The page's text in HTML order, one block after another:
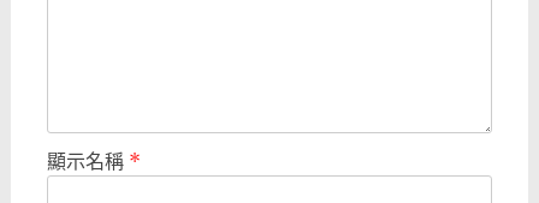
顯示名稱 *